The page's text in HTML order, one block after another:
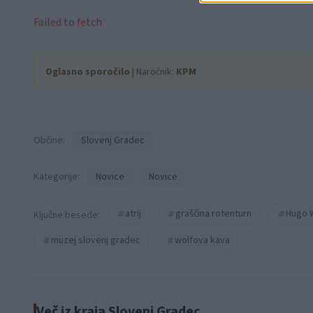
Failed to fetch
Oglasno sporočilo | Naročnik: KPM
Občine: Slovenj Gradec
Kategorije: Novice Novice
Ključne besede: atrij graščina rotenturn Hugo
muzej slovenj gradec
wolfova kava